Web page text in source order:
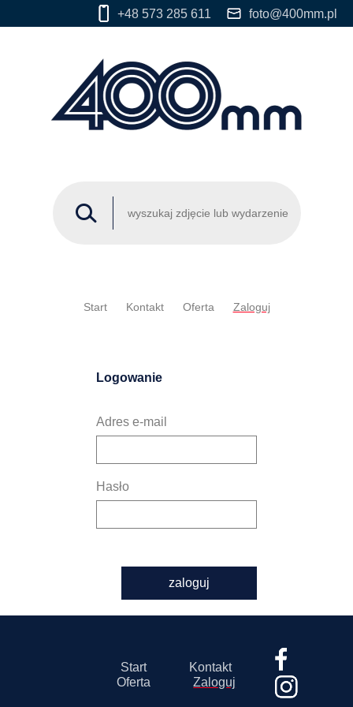
+48 573 285 611 foto@400mm.pl
Start Kontakt Oferta Zaloguj
Logowanie
Adres e-mail
Hasło
zaloguj
Start
Kontakt
Oferta
Zaloguj